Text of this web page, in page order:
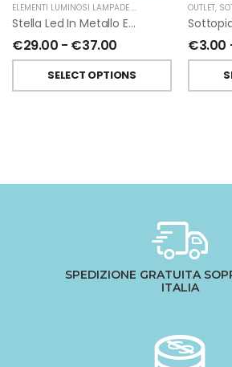
ELEMENTI LUMINOSI LAMPADE E LED ,FIORIRA'
Stella Led In Metallo Esterno-Interno
€29.00 - €37.00
SELECT OPTIONS
OUTLET,
€3.00
SPEDIZIONE GRATUITA
ITALIA